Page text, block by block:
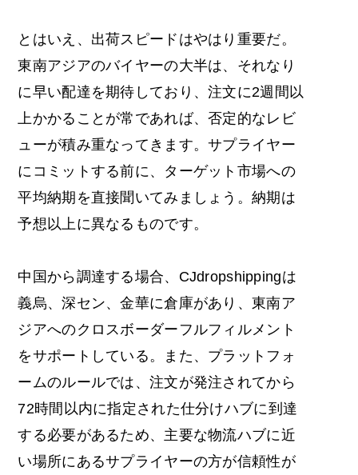
とはいえ、出荷スピードはやはり重要だ。
東南アジアのバイヤーの大半は、それなり
に早い配達を期待しており、注文に2週間以
上かかることが常であれば、否定的なレビ
ューが積み重なってきます。サプライヤー
にコミットする前に、ターゲット市場への
平均納期を直接聞いてみましょう。納期は
予想以上に異なるものです。
中国から調達する場合、CJdropshippingは
義烏、深セン、金華に倉庫があり、東南ア
ジアへのクロスボーダーフルフィルメント
をサポートしている。また、プラットフォ
ームのルールでは、注文が発注されてから
72時間以内に指定された仕分けハブに到達
する必要があるため、主要な物流ハブに近
い場所にあるサプライヤーの方が信頼性が